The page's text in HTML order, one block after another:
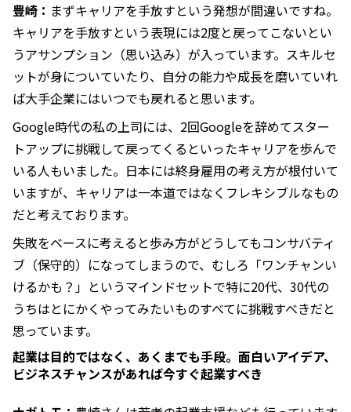
豊崎： まずキャリアを手放すという発想が間違いですね。
キャリアを手放すという表現には2度と戻ってこないとい
うアサンプション（思い込み）が入っています。スキルセ
ットが身についていたり、自分の能力や成長を磨いていれ
ば大手企業にはいつでも戻れると思います。
Google時代の私の上司には、2回Googleを辞めてスター
トアップに挑戦して戻ってくるといったキャリアを歩んで
いる人もいました。日本には終身雇用の考え方が根付いて
いますが、キャリアは一本道ではなくフレキシブルなもの
だと考えております。
失敗をベースに考えると歩み方がどうしてもコンサバティ
ブ（保守的）になってしまうので、むしろ「ワンチャンい
けるかも？」というマインドセットで特に20代、30代の
うちはとにかくやってみたいものすべてに挑戦すべきだと
思っています。
起業は目的ではなく、あくまでも手段。面白いアイデア、
ビジネスチャンスがあれば今すぐ起業すべき